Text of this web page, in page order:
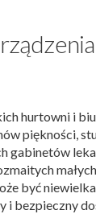
hurtowni i
piękności,
gabinetów
być
i bezpieczny